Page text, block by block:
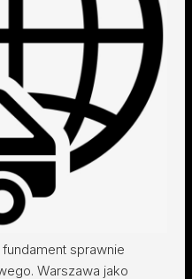
sprawnie
Warszawa jako